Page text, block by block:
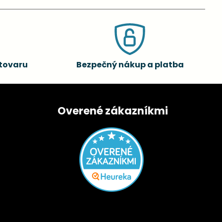
Bezpečný nákup a platba
Overené zákazníkmi